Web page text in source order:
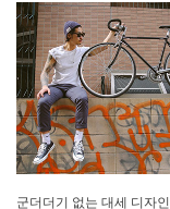
군더더기 없는 대세 디자